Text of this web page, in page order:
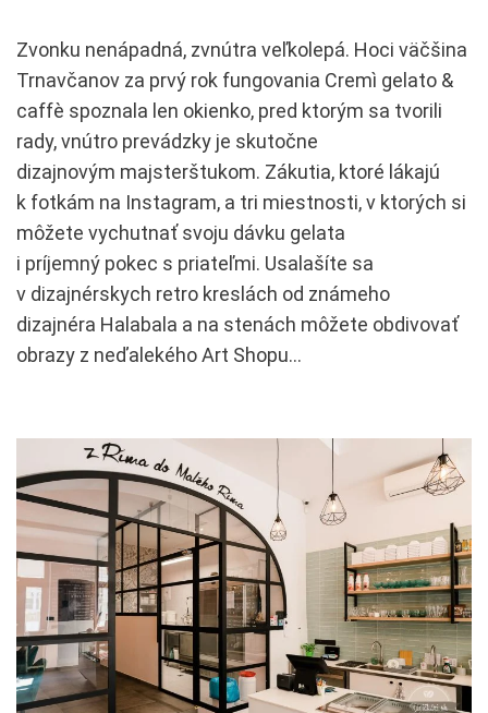
Zvonku nenápadná, zvnútra veľkolepá. Hoci väčšina
Trnavčanov za prvý rok fungovania Cremì gelato &
caffè spoznala len okienko, pred ktorým sa tvorili
rady, vnútro prevádzky je skutočne
dizajnovým majsterštukom. Zákutia, ktoré lákajú
k fotkám na Instagram, a tri miestnosti, v ktorých si
môžete vychutnať svoju dávku gelata
i príjemný pokec s priateľmi. Usalašíte sa
v dizajnérskych retro kreslách od známeho
dizajnéra Halabala a na stenách môžete obdivovať
obrazy z neďalekého Art Shopu…